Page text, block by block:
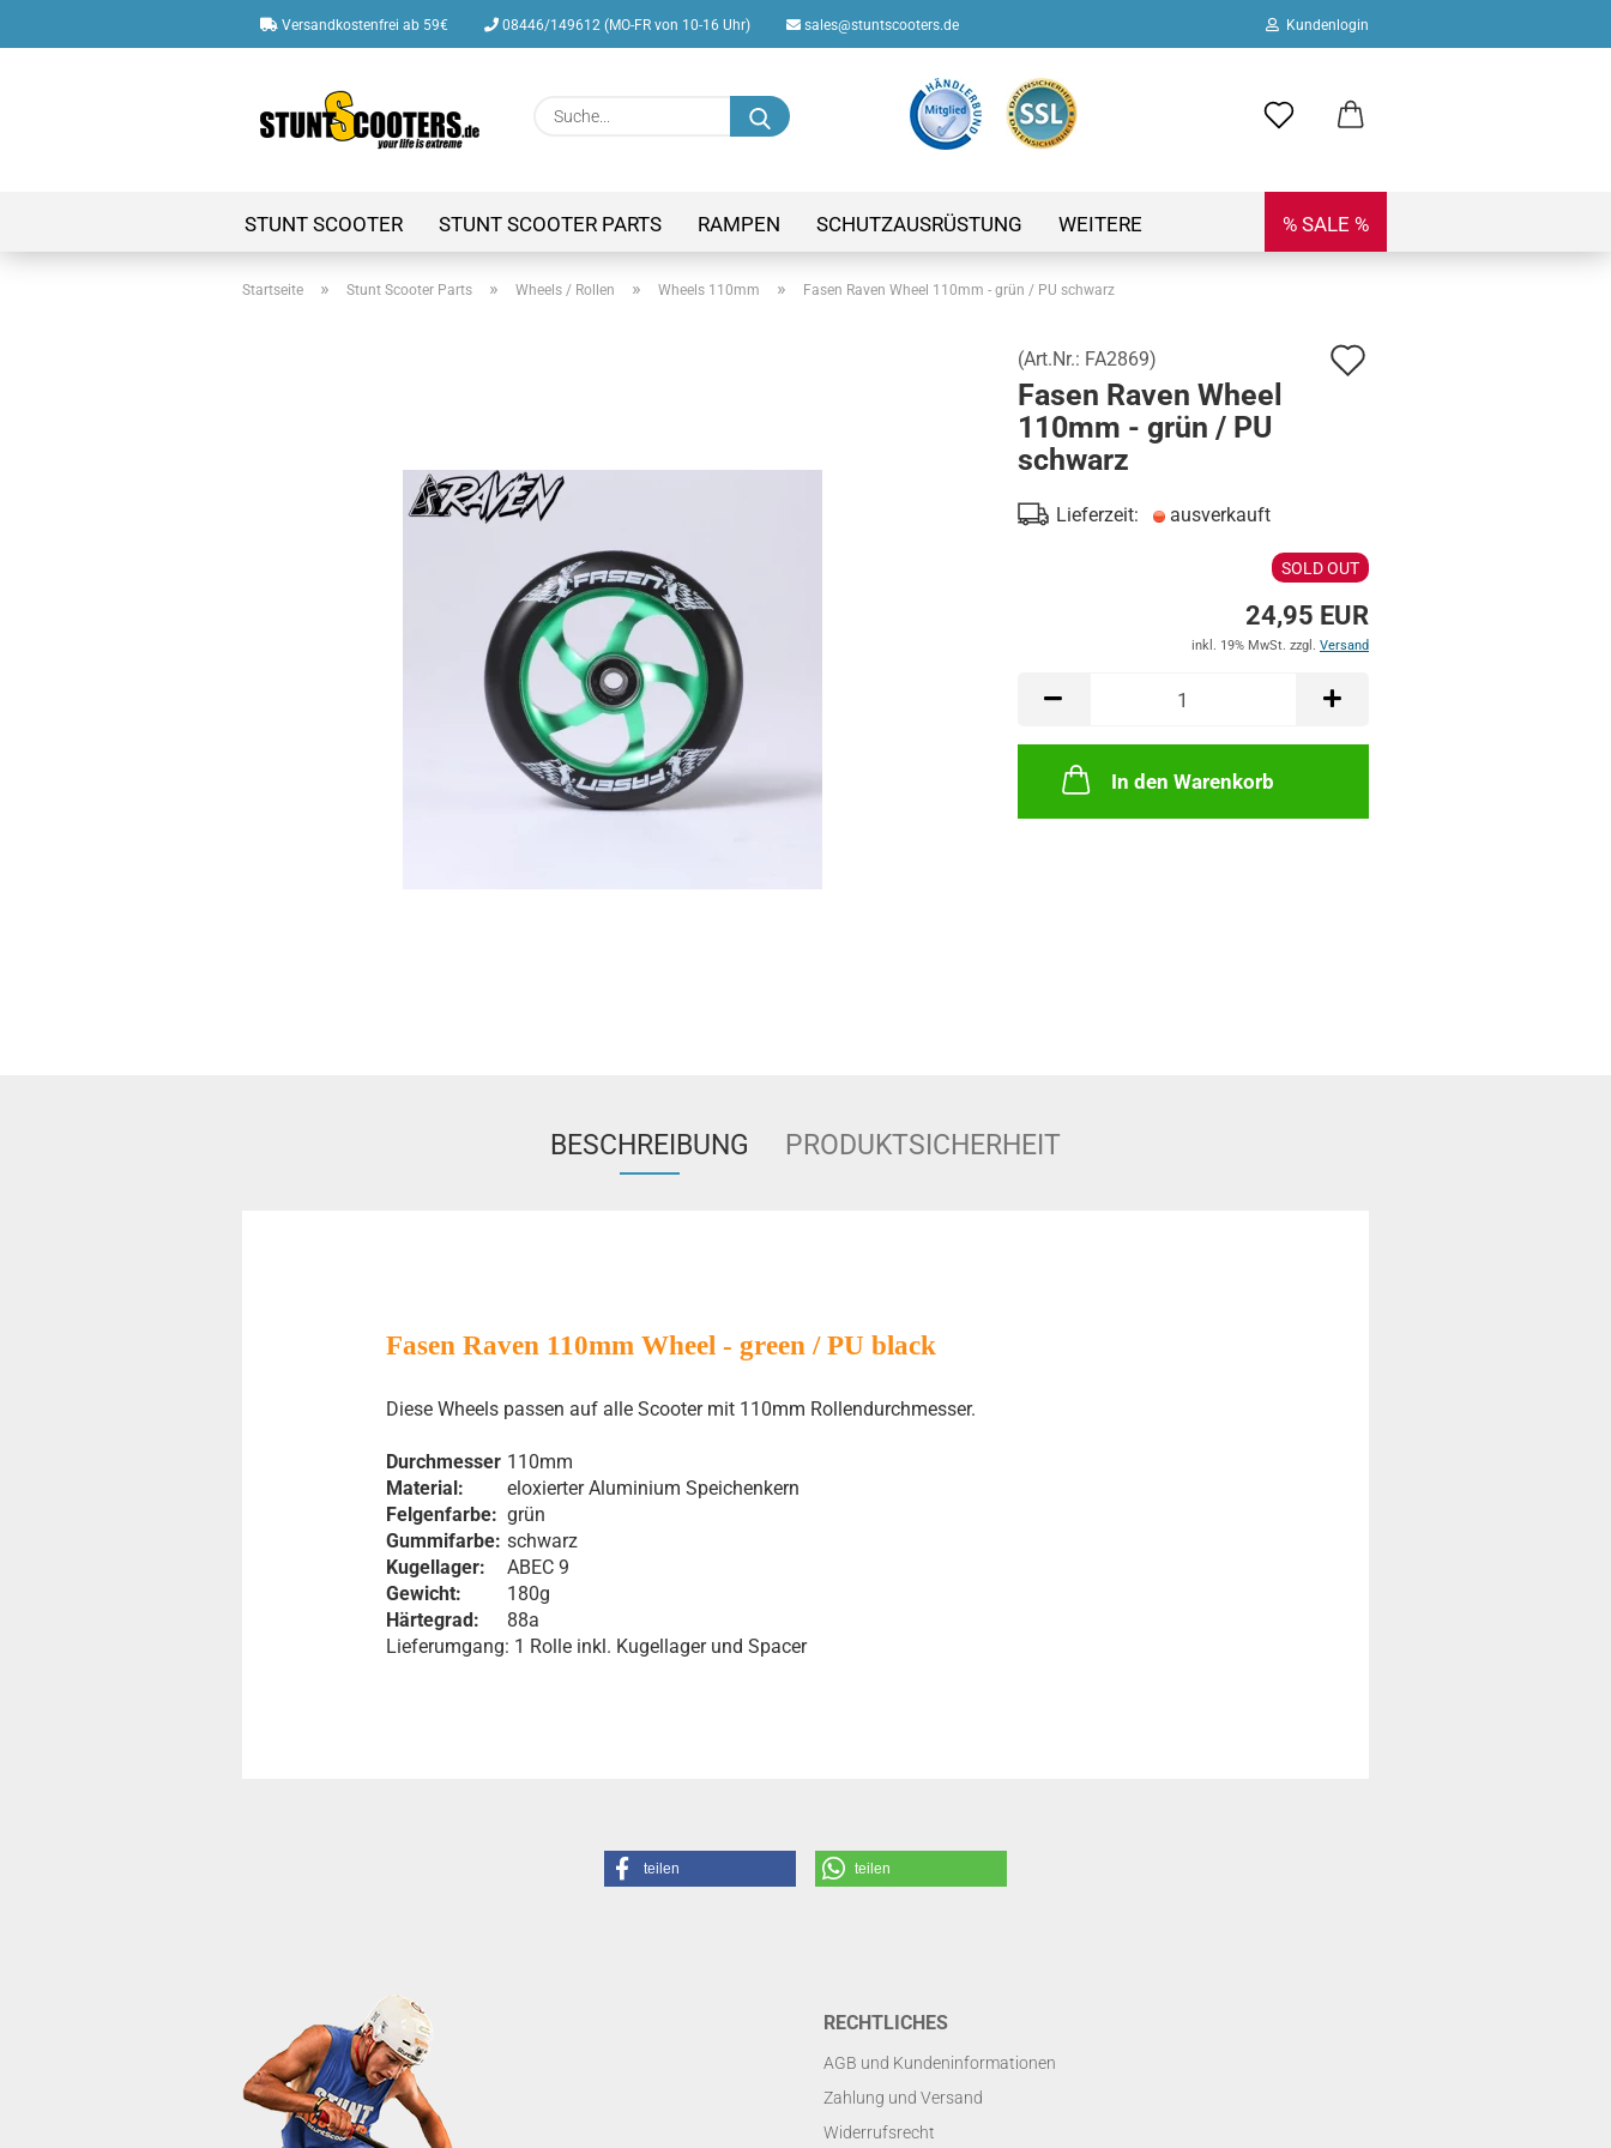
Versandkostenfrei ab 59€ 08446/149612 (MO-FR von 10-16 Uhr) sales@stuntscooters.de Kundenlogin
Passwort
Konto erstellen
Passwort vergessen?
Suche...
STUNT SCOOTER STUNT SCOOTER PARTS RAMPEN SCHUTZAUSRÜSTUNG % SALE %
WEITERE
Startseite » Stunt Scooter Parts » Wheels / Rollen » Wheels 110mm » Fasen Raven Wheel 110mm - grün / PU schwarz
(Art.Nr.: FA2869)
Fasen Raven Wheel
110mm - grün / PU
schwarz
Lieferzeit: ausverkauft
SOLD OUT
24,95 EUR
inkl. 19% MwSt. zzgl. Versand
In den Warenkorb
BESCHREIBUNG PRODUKTSICHERHEIT
Fasen Raven 110mm Wheel - green / PU black
Diese Wheels passen auf alle Scooter mit 110mm Rollendurchmesser.
Durchmesser
Material:
Felgenfarbe:
Gummifarbe:
Kugellager:
Gewicht:
Härtegrad:
110mm
eloxierter Aluminium Speichenkern
grün
schwarz
ABEC 9
180g
88a
Lieferumgang: 1 Rolle inkl. Kugellager und Spacer
teilen teilen
RECHTLICHES
AGB und Kundeninformationen
Zahlung und Versand
Widerrufsrecht